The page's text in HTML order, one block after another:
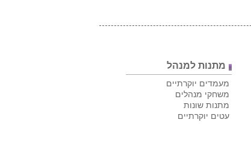
מתנות למנהל
מעמדים יוקרתיים
משחקי מנהלים
מתנות שונות
עטים יוקרתיים